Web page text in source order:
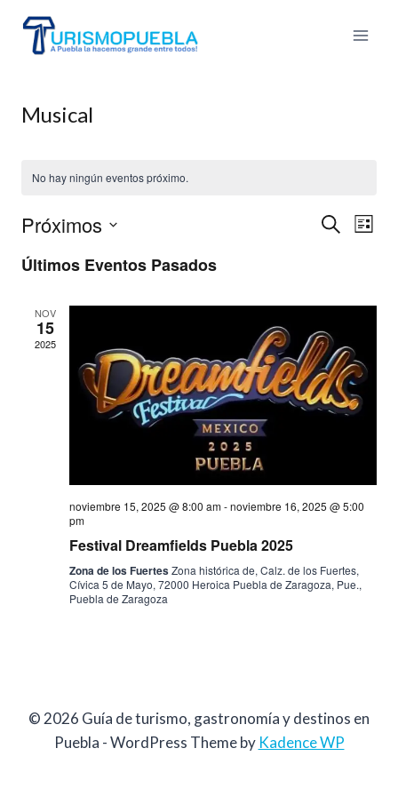
content
Musical
No hay ningún eventos próximo.
de
vistas
de
Buscar
Lista
Próximos
fecha.
Últimos Eventos Pasados
NOV
15
2025
noviembre 15, 2025 @ 8:00 am-noviembre 16, 2025 @ 5:00
pm
Festival Dreamfields Puebla 2025
Zona de los FuertesZona histórica de, Calz. de los Fuertes,
Cívica 5 de Mayo, 72000 Heroica Puebla de Zaragoza, Pue.,
Puebla de Zaragoza
© 2026 Guía de turismo, gastronomía y destinos en
Puebla - WordPress Theme by Kadence WP